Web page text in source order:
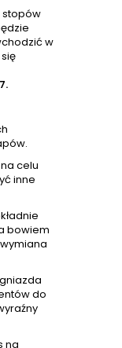
stopów
w
celu
inne
bowiem
do
na